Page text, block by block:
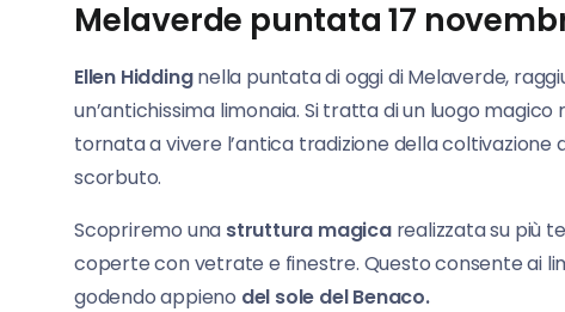
Melaverde puntata 17
Ellen Hiddingnella puntata di oggi di Melaverde,
un’antichissima limonaia. Si tratta di un luogo
tornata a vivere l’antica tradizione della coltivazione
scorbuto.
Scopriremo una struttura magicarealizzata su più
coperte con vetrate e finestre. Questo consente ai
godendo appieno del sole del Benaco.